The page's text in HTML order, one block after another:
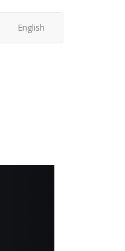
English